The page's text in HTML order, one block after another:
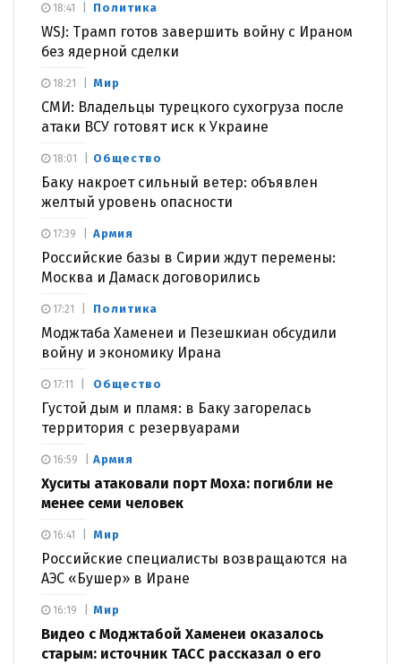
Политика
WSJ: Трамп готов завершить войну с Ираном
без ядерной сделки
18:41
Мир
СМИ: Владельцы турецкого сухогруза после
атаки ВСУ готовят иск к Украине
18:21
Общество
Баку накроет сильный ветер: объявлен
желтый уровень опасности
18:01
Армия
Российские базы в Сирии ждут перемены:
Москва и Дамаск договорились
17:39
Политика
Моджтаба Хаменеи и Пезешкиан обсудили
войну и экономику Ирана
17:21
Общество
Густой дым и пламя: в Баку загорелась
территория с резервуарами
17:11
Армия
Хуситы атаковали порт Моха: погибли не
менее семи человек
16:59
Мир
Российские специалисты возвращаются на
АЭС «Бушер» в Иране
16:41
Мир
Видео с Моджтабой Хаменеи оказалось
старым: источник ТАСС рассказал о его
16:19